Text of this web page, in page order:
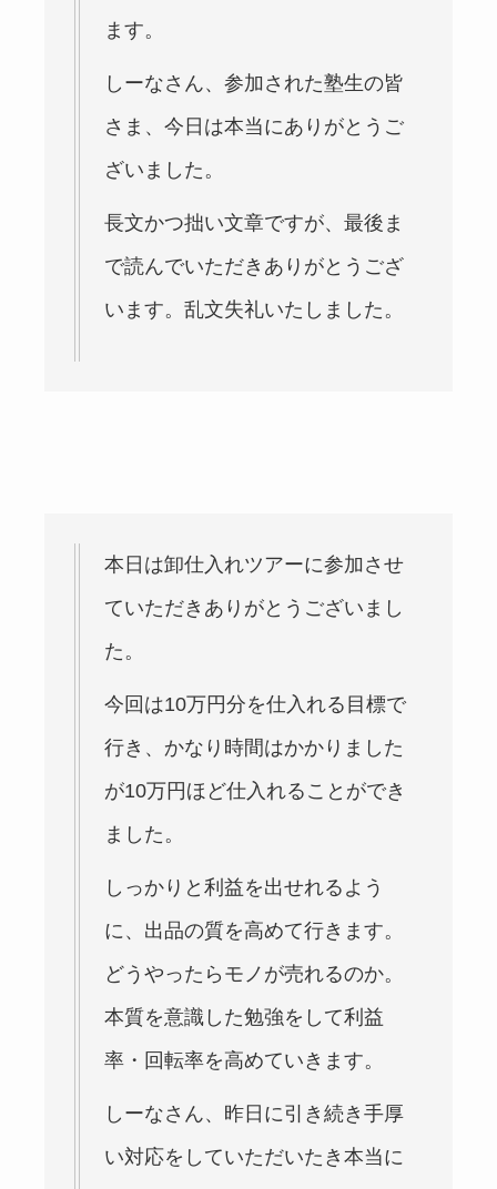
ます。
しーなさん、参加された塾生の皆
さま、今日は本当にありがとうご
ざいました。
長文かつ拙い文章ですが、最後ま
で読んでいただきありがとうござ
います。乱文失礼いたしました。
本日は卸仕入れツアーに参加させ
ていただきありがとうございまし
た。
今回は10万円分を仕入れる目標で
行き、かなり時間はかかりました
が10万円ほど仕入れることができ
ました。
しっかりと利益を出せれるよう
に、出品の質を高めて行きます。
どうやったらモノが売れるのか。
本質を意識した勉強をして利益
率・回転率を高めていきます。
しーなさん、昨日に引き続き手厚
い対応をしていただいたき本当に